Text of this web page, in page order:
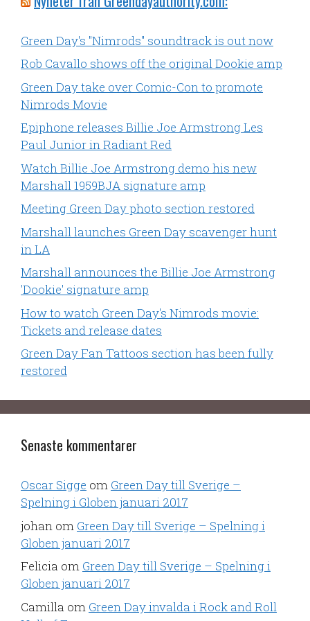
Green Day's "Nimrods" soundtrack is out now
Rob Cavallo shows off the original Dookie amp
Green Day take over Comic-Con to promote
Nimrods Movie
Epiphone releases Billie Joe Armstrong Les
Paul Junior in Radiant Red
Watch Billie Joe Armstrong demo his new
Marshall 1959BJA signature amp
Meeting Green Day photo section restored
Marshall launches Green Day scavenger hunt
in LA
Marshall announces the Billie Joe Armstrong
'Dookie' signature amp
How to watch Green Day's Nimrods movie:
Tickets and release dates
Green Day Fan Tattoos section has been fully
restored
Senaste kommentarer
Oscar Sigge om Green Day till Sverige –
Spelning i Globen januari 2017
johan om Green Day till Sverige – Spelning i
Globen januari 2017
Felicia om Green Day till Sverige – Spelning i
Globen januari 2017
Camilla om Green Day invalda i Rock and Roll